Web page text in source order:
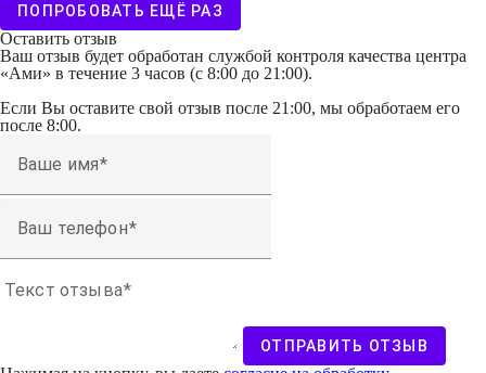
ПОПРОБОВАТЬ ЕЩЁ РАЗ
Оставить отзыв
Ваш отзыв будет обработан службой контроля качества центра
«Ами» в течение 3 часов (с 8:00 до 21:00).
Если Вы оставите свой отзыв после 21:00, мы обработаем его
после 8:00.
Ваше имя
Ваш телефон
Текст отзыва
ОТПРАВИТЬ ОТЗЫВ